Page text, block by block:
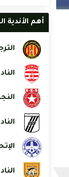
أهم الأندية